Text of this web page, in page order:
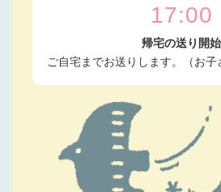
17:00
帰宅の送り開始
ご自宅までお送りします。（お子